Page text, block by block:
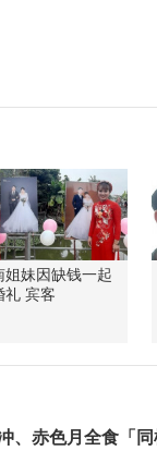
姐妹因缺钱一起
礼 宾客
、赤色月全食「同